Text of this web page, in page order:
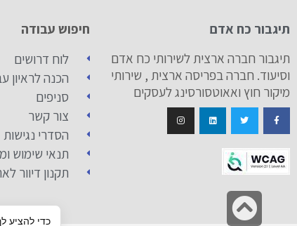
תיגבור כח אדם
תיגבור חברה ארצית לשירותי כח אדם
וסיעוד. חברה בפריסה ארצית , שירותי
מיקור חוץ ואאוטסורסינג לעסקים
חיפוש עבודה
לוח דרושים
הכנה לראיון
סניפים
צור קשר
הסדרי נגישות
תנאי שימוש
תקנון דיוור
כדי להציע